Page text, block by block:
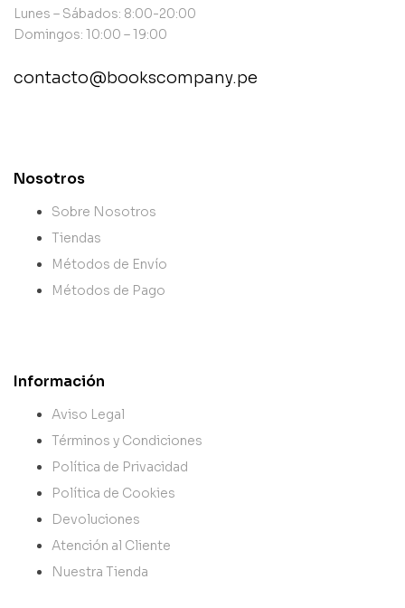
Lunes – Sábados: 8:00-20:00
Domingos: 10:00 – 19:00
contacto@bookscompany.pe
Nosotros
Sobre Nosotros
Tiendas
Métodos de Envío
Métodos de Pago
Información
Aviso Legal
Términos y Condiciones
Política de Privacidad
Política de Cookies
Devoluciones
Atención al Cliente
Nuestra Tienda